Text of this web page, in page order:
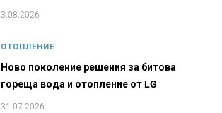
3.08.2026
ОТОПЛЕНИЕ
Ново поколение решения за битова
гореща вода и отопление от LG
31.07.2026